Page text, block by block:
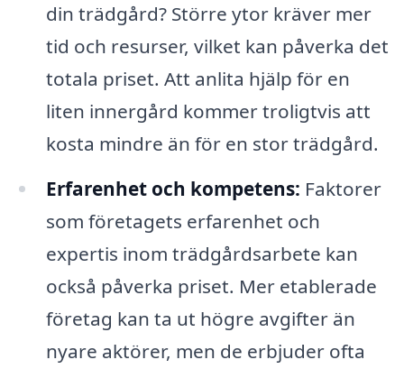
din trädgård? Större ytor kräver mer
tid och resurser, vilket kan påverka det
totala priset. Att anlita hjälp för en
liten innergård kommer troligtvis att
kosta mindre än för en stor trädgård.
Erfarenhet och kompetens: Faktorer
som företagets erfarenhet och
expertis inom trädgårdsarbete kan
också påverka priset. Mer etablerade
företag kan ta ut högre avgifter än
nyare aktörer, men de erbjuder ofta